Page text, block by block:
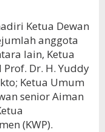
Ketua Dewan
anggota
lain, Ketua
Prof. Dr. H. Yuddy
Ketua Umum
senior Aiman
(KWP).